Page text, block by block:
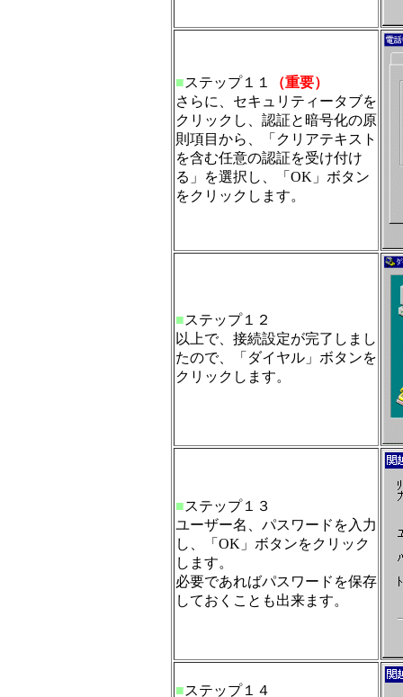
■ステップ１１
（重要）
さらに、セキュリティータブを
クリックし、認証と暗号化の原
則項目から、「クリアテキスト
を含む任意の認証を受け付け
る」を選択し、「OK」ボタン
をクリックします。
■ステップ１２
以上で、接続設定が完了しまし
たので、「ダイヤル」ボタンを
クリックします。
■ステップ１３
ユーザー名、パスワードを入力
し、「OK」ボタンをクリック
します。
必要であればパスワードを保存
しておくことも出来ます。
■ステップ１４